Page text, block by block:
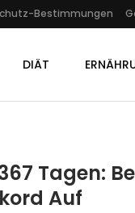
Bestimmungen
DIÄT
Tagen:
Auf